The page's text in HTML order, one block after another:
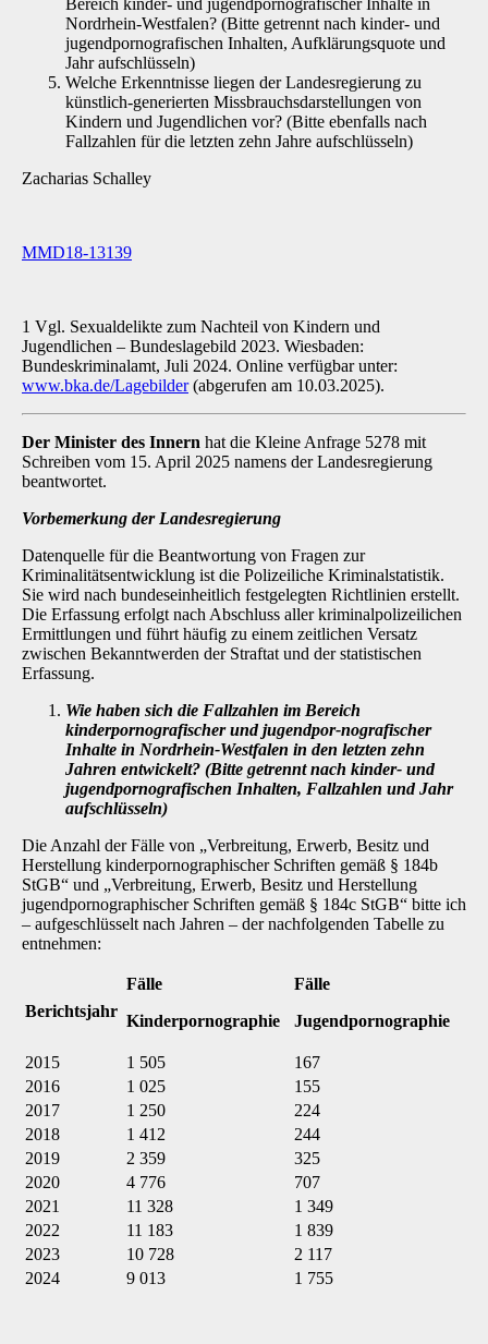
Nordrhein-Westfalen? (Bitte getrennt nach kinder- und
jugendpornografischen Inhalten, Aufklärungsquote und
Jahr aufschlüsseln)
Welche Erkenntnisse liegen der Landesregierung zu
künstlich-generierten Missbrauchsdarstellungen von
Kindern und Jugendlichen vor? (Bitte ebenfalls nach
Fallzahlen für die letzten zehn Jahre aufschlüsseln)
Zacharias Schalley
MMD18-13139
1 Vgl. Sexualdelikte zum Nachteil von Kindern und
Jugendlichen – Bundeslagebild 2023. Wiesbaden:
Bundeskriminalamt, Juli 2024. Online verfügbar unter:
www.bka.de/Lagebilder(abgerufen am 10.03.2025).
Der Minister des Innern hat die Kleine Anfrage 5278 mit
Schreiben vom 15. April 2025 na­mens der Landesregierung
beantwortet.
Vorbemerkung der Landesregierung
Datenquelle für die Beantwortung von Fragen zur
Kriminalitätsentwicklung ist die Polizeiliche Kriminalstatistik.
Sie wird nach bundeseinheitlich festgelegten Richtlinien erstellt.
Die Erfas­sung erfolgt nach Abschluss aller kriminalpolizeilichen
Ermittlungen und führt häufig zu einem zeitlichen Versatz
zwischen Bekanntwerden der Straftat und der statistischen
Erfassung.
Wie haben sich die Fallzahlen im Bereich
kinderpornografischer und jugendpor-nografischer
Inhalte in Nordrhein-Westfalen in den letzten zehn
Jahren entwi­ckelt? (Bitte getrennt nach kinder- und
jugendpornografischen Inhalten, Fallzah­len und Jahr
aufschlüsseln)
Die Anzahl der Fälle von „Verbreitung, Erwerb, Besitz und
Herstellung kinderpornographischer Schriften gemäß § 184b
StGB“ und „Verbreitung, Erwerb, Besitz und Herstellung
jugendpor­nographischer Schriften gemäß § 184c StGB“ bitte ich
– aufgeschlüsselt nach Jahren – der nachfolgenden Tabelle zu
entnehmen:
Berichtsjahr
Fälle
Kinderpornographie
Fälle
Jugendpornographie
2015 1 505
167
2016
1 025
155
2017
1 250
224
2018
1 412
244
2019
2 359
325
2020
4 776
707
2021
11 328
1 349
2022
11 183
1 839
2023
10 728
2 117
2024
9 013 1 755